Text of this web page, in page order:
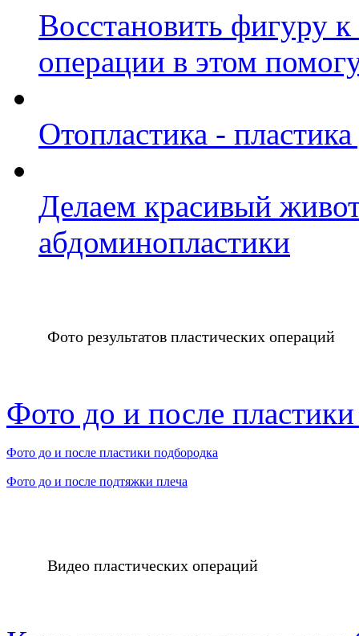
Восстановить фигуру
операции в этом
Отопластика -
Делаем красивый
абдоминопластики
Фото результатов пластических операций
Фото до и после
Фото до и после пластики подбородка
Фото до и после подтяжки плеча
Видео пластических операций